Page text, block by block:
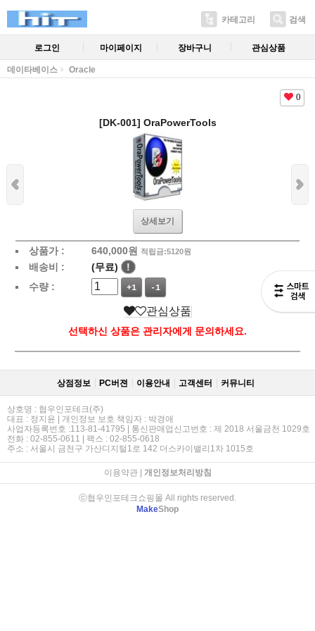
카테고리 검색
로그인 마이페이지 장바구니 관심상품
데이타베이스 Oracle
0
[DK-001] OraPowerTools
상세보기
상품가 : 640,000원 적립금:5120원
배송비 : (무료)
!
수량 :
+1 -1
관심상품
선택하신 상품은 관리자에게 문의하세요.
상점정보 PC버젼 이용안내 고객센터 커뮤니티
상호명 : 협우인포테크(주)
대표 : 정지윤 | 개인정보 보호 책임자 : 박경애
사업자등록번호 :113-81-41795 | 통신판매업신고번호 : 제 2018 서울금천 1029호
전화 : 02-855-0611 | 팩스 : 02-855-0618
주소 : 서울시 금천구 가산디지털1로 142 더스카이밸리1차 1015호
이용약관| 개인정보처리방침
ⓒ협우인포테크쇼핑몰 All rights reserved.
MakeShop